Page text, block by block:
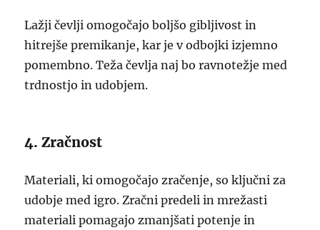
Lažji čevlji omogočajo boljšo gibljivost in
hitrejše premikanje, kar je v odbojki izjemno
pomembno. Teža čevlja naj bo ravnotežje med
trdnostjo in udobjem.
4. Zračnost
Materiali, ki omogočajo zračenje, so ključni za
udobje med igro. Zračni predeli in mrežasti
materiali pomagajo zmanjšati potenje in